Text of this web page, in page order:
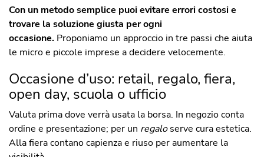
Con un metodo semplice puoi evitare errori costosi e
trovare la soluzione giusta per ogni
occasione. Proponiamo un approccio in tre passi che aiuta
le micro e piccole imprese a decidere velocemente.
Occasione d’uso: retail, regalo, fiera,
open day, scuola o ufficio
Valuta prima dove verrà usata la borsa. In negozio conta
ordine e presentazione; per un regalo serve cura estetica.
Alla fiera contano capienza e riuso per aumentare la